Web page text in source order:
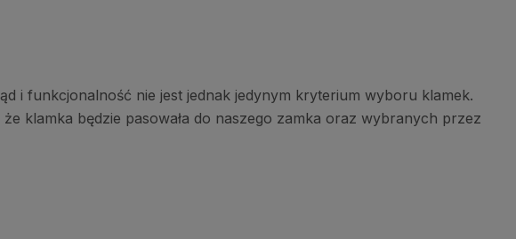
i funkcjonalność nie jest jednak jedynym kryterium wyboru klamek.
klamka będzie pasowała do naszego zamka oraz wybranych przez